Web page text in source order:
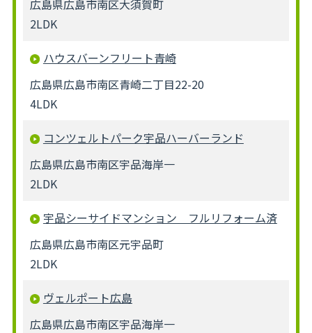
広島県広島市南区大須賀町
2LDK
ハウスバーンフリート青崎
広島県広島市南区青崎二丁目22-20
4LDK
コンツェルトパーク宇品ハーバーランド
広島県広島市南区宇品海岸一
2LDK
宇品シーサイドマンション フルリフォーム済
広島県広島市南区元宇品町
2LDK
ヴェルポート広島
広島県広島市南区宇品海岸一